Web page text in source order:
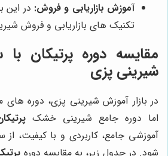
آموزش بازاریابی و فروش: در این
تکنیک های بازاریابی و فروش
مقایسه دوره پرتیکان
شیرینی پزی
در بازار آموزش شیرینی پزی، دوره
اما دوره جامع شیرینی خشک
آموزشی جامع، کاربردی و با کیفیت، از
شود. در جدول زیر، به مقایسه دوره